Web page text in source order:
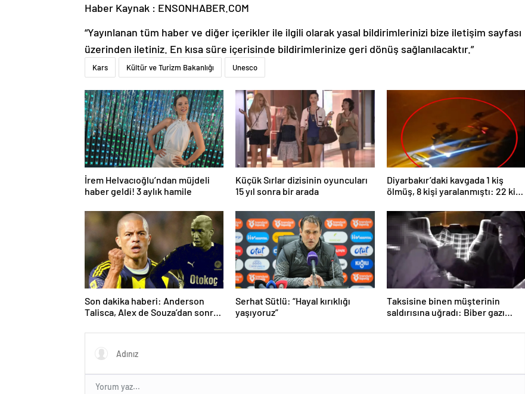
Haber Kaynak : ENSONHABER.COM
“Yayınlanan tüm haber ve diğer içerikler ile ilgili olarak yasal bildirimlerinizi bize iletişim sayfası
üzerinden iletiniz. En kısa süre içerisinde bildirimlerinize geri dönüş sağlanılacaktır.”
Kars Kültür ve Turizm Bakanlığı Unesco
İrem Helvacıoğlu’ndan müjdeli
haber geldi! 3 aylık hamile
Küçük Sırlar dizisinin oyuncuları
15 yıl sonra bir arada
Diyarbakır’daki kavgada 1 kiş
ölmüş, 8 kişi yaralanmıştı: 22 kişi
Son dakika haberi: Anderson
Talisca, Alex de Souza’dan sonra
sonrası…
Serhat Sütlü: “Hayal kırıklığı
yaşıyoruz”
Taksisine binen müşterinin
saldırısına uğradı: Biber gazı